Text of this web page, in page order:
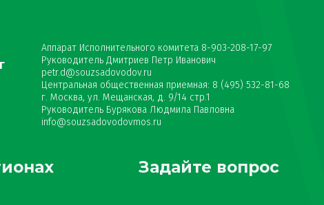
Аппарат Исполнительного комитета 8-903-208-17-97
Руководитель Дмитриев Петр Иванович
petr.d@souzsadovodov.ru
Центральная общественная приемная: 8 (495) 532-81-68
г. Москва, ул. Мещанская, д. 9/14 стр.1
Руководитель Бурякова Людмила Павловна
info@souzsadovodovmos.ru
Задайте вопрос